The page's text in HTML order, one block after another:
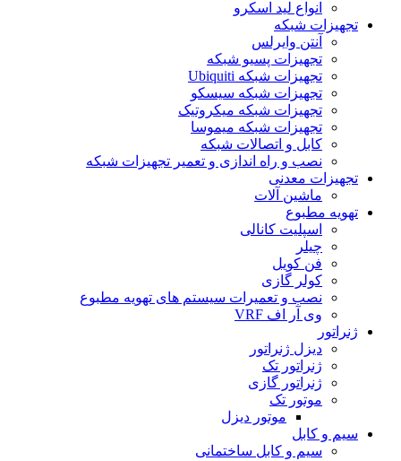
انواع لید اسکرو
تجهیزات شبکه
آنتن وایرلس
تجهیزات پسیو شبکه
تجهیزات شبکه Ubiquiti
تجهیزات شبکه سیسکو
تجهیزات شبکه میکروتیک
تجهیزات شبکه میموسا
کابل و اتصالات شبکه
نصب و راه اندازی و تعمیر تجهیزات شبکه
تجهیزات معدنی
ماشین آلات
تهویه مطبوع
اسپلیت کانالی
چیلر
فن کویل
کولر گازی
نصب و تعمیرات سیستم های تهویه مطبوع
وی آر اف VRF
ژنراتور
دیزل ژنراتور
ژنراتور تک
ژنراتور گازی
موتور تک
موتور دیزل
سیم و کابل
سیم و کابل ساختمانی